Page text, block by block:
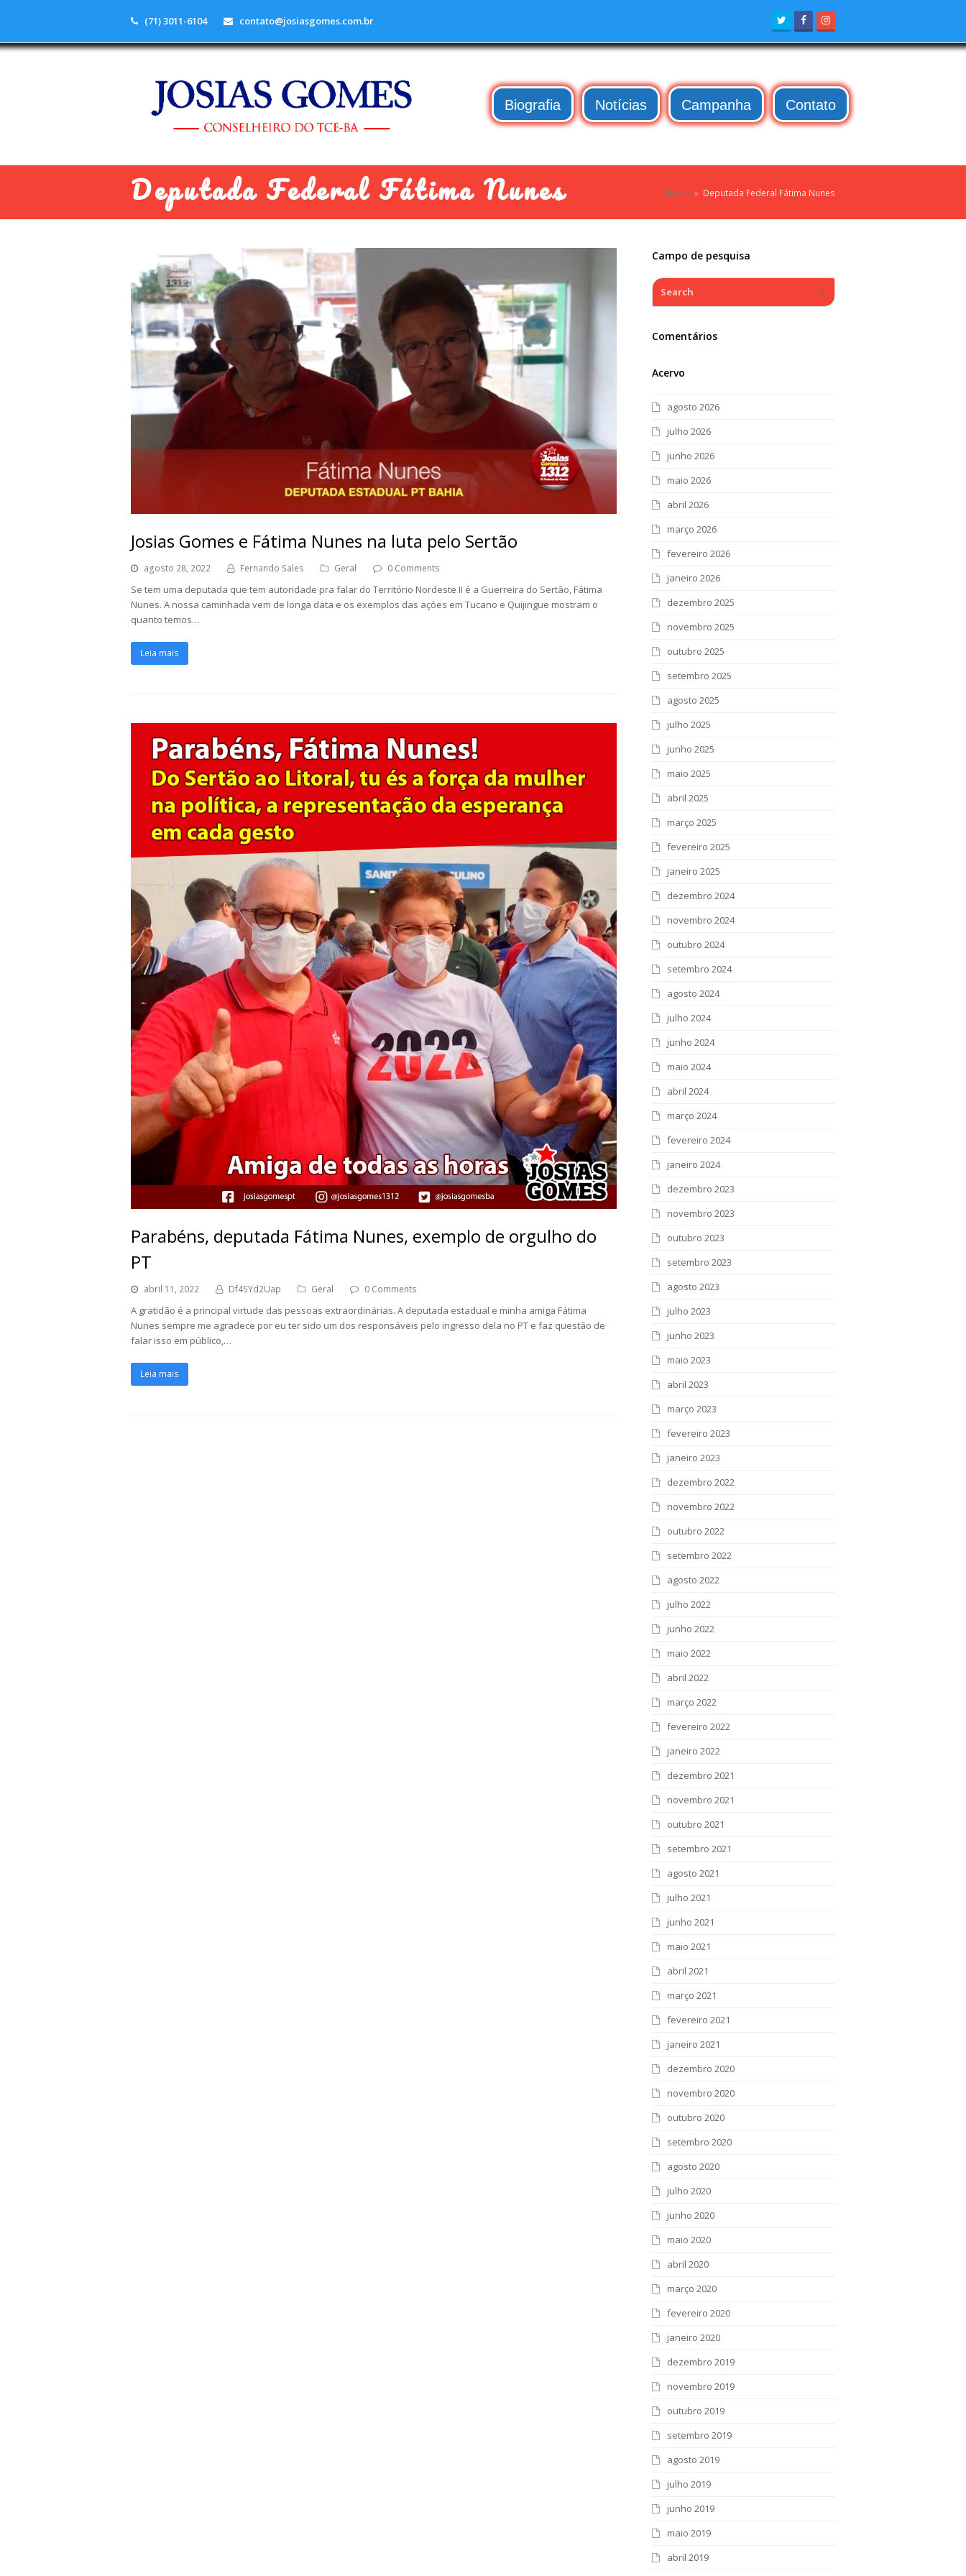
(71) 3011-6104 contato@josiasgomes.com.br TwitterFacebook
Biografia Notícias Campanha Contato
Deputada Federal Fátima Nunes Home » Deputada Federal Fátima Nunes
Josias Gomes e Fátima Nunes na luta pelo Sertão
agosto 28, 2022 Fernando Sales Geral 0 Comments
Se tem uma deputada que tem autoridade pra falar do Território Nordeste II é a Guerreira do Sertão, Fátima
Nunes. A nossa caminhada vem de longa data e os exemplos das ações em Tucano e Quijingue mostram o
quanto temos…
Leia mais
Parabéns, deputada Fátima Nunes, exemplo de orgulho do
PT
abril 11, 2022 Df4SYd2Uap Geral 0 Comments
A gratidão é a principal virtude das pessoas extraordinárias. A deputada estadual e minha amiga Fátima
Nunes sempre me agradece por eu ter sido um dos responsáveis pelo ingresso dela no PT e faz questão de
falar isso em público,…
Leia mais
Campo de pesquisa
Search
Comentários
Acervo
agosto 2026
julho 2026
junho 2026
maio 2026
abril 2026
março 2026
fevereiro 2026
janeiro 2026
dezembro 2025
novembro 2025
outubro 2025
setembro 2025
agosto 2025
julho 2025
junho 2025
maio 2025
abril 2025
março 2025
fevereiro 2025
janeiro 2025
dezembro 2024
novembro 2024
outubro 2024
setembro 2024
agosto 2024
julho 2024
junho 2024
maio 2024
abril 2024
março 2024
fevereiro 2024
janeiro 2024
dezembro 2023
novembro 2023
outubro 2023
setembro 2023
agosto 2023
julho 2023
junho 2023
maio 2023
abril 2023
março 2023
fevereiro 2023
janeiro 2023
dezembro 2022
novembro 2022
outubro 2022
setembro 2022
agosto 2022
julho 2022
junho 2022
maio 2022
abril 2022
março 2022
fevereiro 2022
janeiro 2022
dezembro 2021
novembro 2021
outubro 2021
setembro 2021
agosto 2021
julho 2021
junho 2021
maio 2021
abril 2021
março 2021
fevereiro 2021
janeiro 2021
dezembro 2020
novembro 2020
outubro 2020
setembro 2020
agosto 2020
julho 2020
junho 2020
maio 2020
abril 2020
março 2020
fevereiro 2020
janeiro 2020
dezembro 2019
novembro 2019
outubro 2019
setembro 2019
agosto 2019
julho 2019
junho 2019
maio 2019
abril 2019